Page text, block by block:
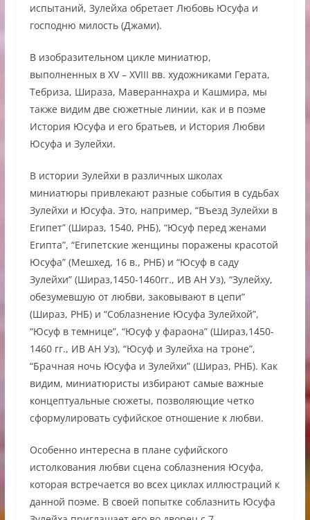
испытаний, Зулейха обретает Любовь Юсуфа и
господню милость (Джами).
В изобразительном цикле миниатюр,
выполненных в XV – XVIII вв. художниками Герата,
Тебриза, Шираза, Мавераннахра и Кашмира, мы
также видим две сюжетные линии, как и в поэме
История Юсуфа и его братьев, и История Любви
Юсуфа и Зулейхи.
В истории Зулейхи в различных школах
миниатюры привлекают разные события в судьбах
Зулейхи и Юсуфа. Это, например, “Въезд Зулейхи в
Египет” (Шираз, 1540, РНБ), “Юсуф перед женами
Египта”, “Египетские женщины поражены красотой
Юсуфа” (Мешхед, 16 в., РНБ) и “Юсуф в саду
Зулейхи” (Шираз,1450-1460гг., ИВ АН Уз), “Зулейху,
обезумевшую от любви, заковывают в цепи”
(Шираз, РНБ) и “Соблазнение Юсуфа Зулейхой”,
“Юсуф в темнице”, “Юсуф у фараона” (Шираз,1450-
1460 гг., ИВ АН Уз), “Юсуф и Зулейха на троне”,
“Брачная ночь Юсуфа и Зулейхи” (Шираз, РНБ). Как
видим, миниатюристы избирают самые важные
концептуальные сюжеты, позволяющие четко
сформулировать суфийское отношение к любви.
Особенно интересна в плане суфийского
истолкования любви сцена соблазнения Юсуфа,
которая встречается во всех циклах иллюстраций к
данной поэме. В своей попытке соблазнить Юсуфа